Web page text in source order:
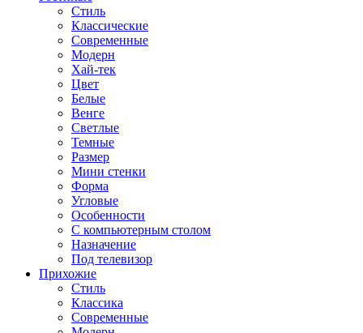
Стиль
Классические
Современные
Модерн
Хай-тек
Цвет
Белые
Венге
Светлые
Темные
Размер
Мини стенки
Форма
Угловые
Особенности
С компьютерным столом
Назначение
Под телевизор
Прихожие
Стиль
Классика
Современные